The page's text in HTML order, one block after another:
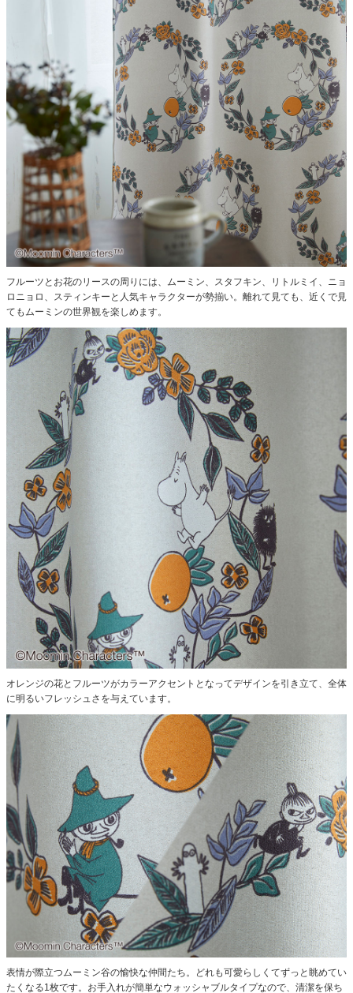
フルーツとお花のリースの周りには、ムーミン、スタフキン、リトルミイ、ニョ
ロニョロ、スティンキーと人気キャラクターが勢揃い。 離れて見ても、近くで見
てもムーミンの世界観を楽しめます。
オレンジの花とフルーツがカラーアクセントとなってデザインを引き立て、全体
に明るいフレッシュさを与えています。
表情が際立つムーミン谷の愉快な仲間たち。どれも可愛らしくてずっと眺めてい
たくなる1枚です。 お手入れが簡単なウォッシャブルタイプなので、清潔を保ち